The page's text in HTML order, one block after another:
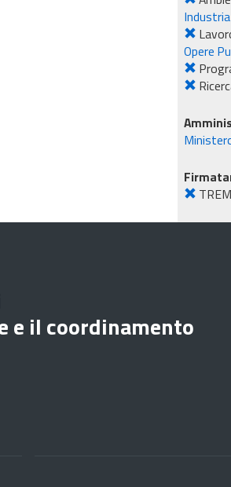
Opere
e il coordinamento